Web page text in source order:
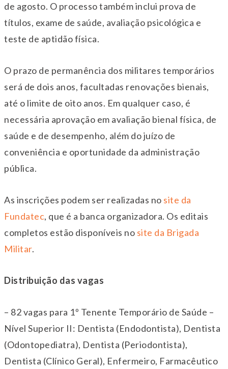
de agosto. O processo também inclui prova de
títulos, exame de saúde, avaliação psicológica e
teste de aptidão física.
O prazo de permanência dos militares temporários
será de dois anos, facultadas renovações bienais,
até o limite de oito anos. Em qualquer caso, é
necessária aprovação em avaliação bienal física, de
saúde e de desempenho, além do juízo de
conveniência e oportunidade da administração
pública.
As inscrições podem ser realizadas no site da
Fundatec, que é a banca organizadora. Os editais
completos estão disponíveis no site da Brigada
Militar.
Distribuição das vagas
– 82 vagas para 1º Tenente Temporário de Saúde –
Nível Superior II: Dentista (Endodontista), Dentista
(Odontopediatra), Dentista (Periodontista),
Dentista (Clínico Geral), Enfermeiro, Farmacêutico